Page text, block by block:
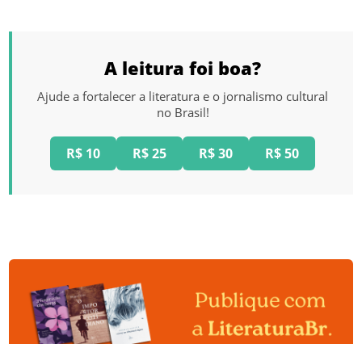
A leitura foi boa?
Ajude a fortalecer a literatura e o jornalismo cultural
no Brasil!
R$ 10 R$ 25 R$ 30 R$ 50